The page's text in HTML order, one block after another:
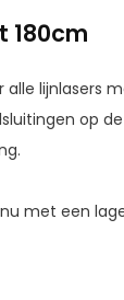
180cm
lijnlasers
op
nu met een